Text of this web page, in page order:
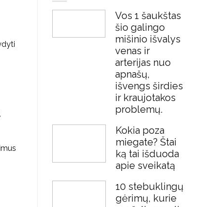
Vos 1 šaukštas
šio galingo
mišinio išvalys
venas ir
arterijas nuo
apnašų,
išvengs širdies
ir kraujotakos
problemų.
Kokia poza
miegate? Štai
ką tai išduoda
apie sveikatą
10 stebuklingų
gėrimų, kurie